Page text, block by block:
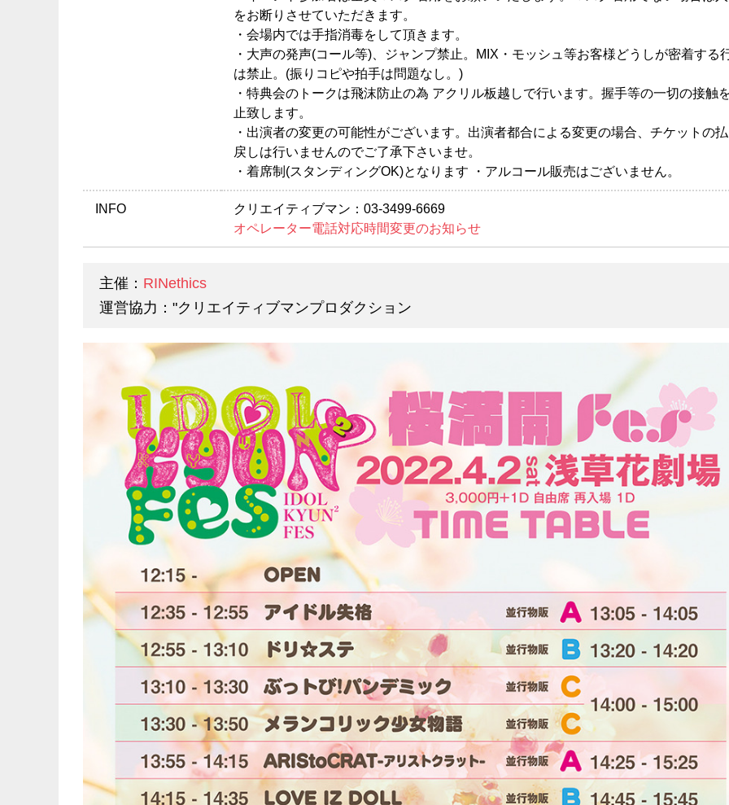
をお断りさせていただきます。
・会場内では手指消毒をして頂きます。
・大声の発声(コール等)、ジャンプ禁止。MIX・モッシュ等お客様どうしが密着する
は禁止。(振りコピや拍手は問題なし。)
・特典会のトークは飛沫防止の為 アクリル板越しで行います。握手等の一切の接触
止致します。
・出演者の変更の可能性がございます。出演者都合による変更の場合、チケットの
戻しは行いませんのでご了承下さいませ。
・着席制(スタンディングOK)となります ・アルコール販売はございません。
INFO
クリエイティブマン：03-3499-6669
オペレーター電話対応時間変更のお知らせ
主催： RINethics
運営協力："クリエイティブマンプロダクション